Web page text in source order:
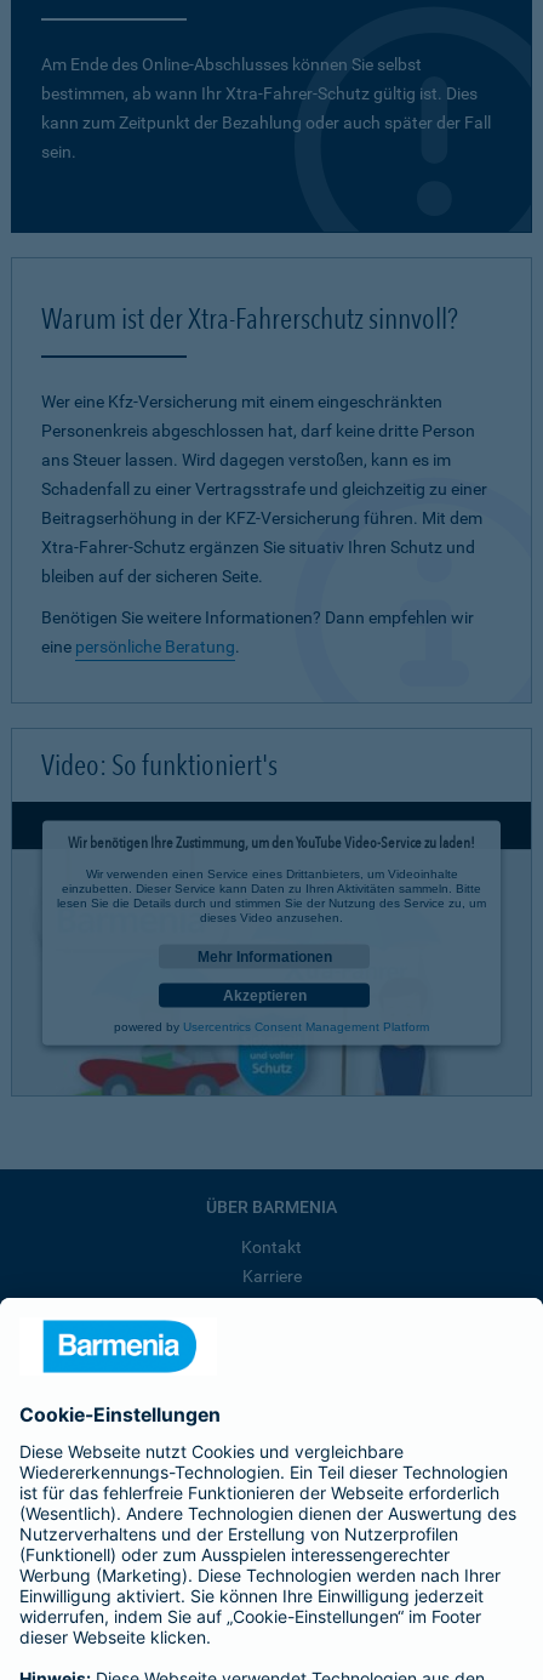
Am Ende des Online-Abschlusses können Sie selbst
bestimmen, ab wann Ihr Xtra-Fahrer-Schutz gültig ist. Dies
kann zum Zeitpunkt der Bezahlung oder auch später der Fall
sein.
Warum ist der Xtra-Fahrerschutz sinnvoll?
Wer eine Kfz-Versicherung mit einem eingeschränkten
Personenkreis abgeschlossen hat, darf keine dritte Person
ans Steuer lassen. Wird dagegen verstoßen, kann es im
Schadenfall zu einer Vertragsstrafe und gleichzeitig zu einer
Beitragserhöhung in der KFZ-Versicherung führen. Mit dem
Xtra-Fahrer-Schutz ergänzen Sie situativ Ihren Schutz und
bleiben auf der sicheren Seite.
Benötigen Sie weitere Informationen? Dann empfehlen wir
eine persönliche Beratung.
Video: So funktioniert's
Wir benötigen Ihre Zustimmung, um den YouTube Video-Service zu laden!
Wir verwenden einen Service eines Drittanbieters, um Videoinhalte
einzubetten. Dieser Service kann Daten zu Ihren Aktivitäten sammeln. Bitte
lesen Sie die Details durch und stimmen Sie der Nutzung des Service zu, um
dieses Video anzusehen.
Mehr Informationen
Akzeptieren
powered by Usercentrics Consent Management Platform
ÜBER BARMENIA
Kontakt
Karriere
Barmenia ist Teil der BarmeniaGothaer
BELIEBTE SEITEN
Kranken-Zusatzversicherung
Tierversicherungen
Haftpflichtversicherung
Hausratversicherung